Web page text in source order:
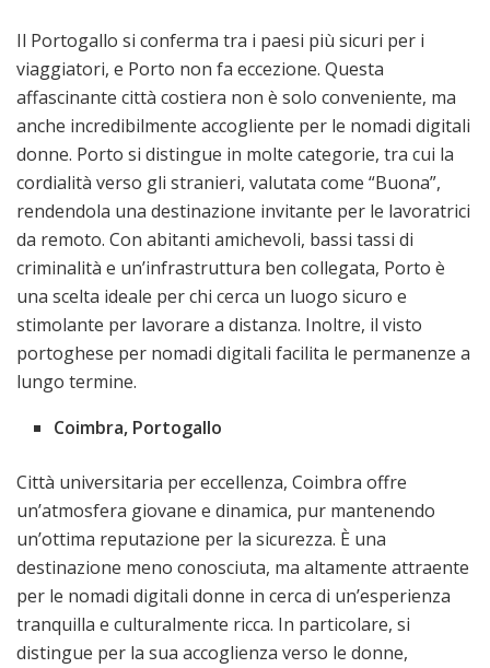
Il Portogallo si conferma tra i paesi più sicuri per i
viaggiatori, e Porto non fa eccezione. Questa
affascinante città costiera non è solo conveniente, ma
anche incredibilmente accogliente per le nomadi digitali
donne. Porto si distingue in molte categorie, tra cui la
cordialità verso gli stranieri, valutata come “Buona”,
rendendola una destinazione invitante per le lavoratrici
da remoto. Con abitanti amichevoli, bassi tassi di
criminalità e un’infrastruttura ben collegata, Porto è
una scelta ideale per chi cerca un luogo sicuro e
stimolante per lavorare a distanza. Inoltre, il visto
portoghese per nomadi digitali facilita le permanenze a
lungo termine.
Coimbra, Portogallo
Città universitaria per eccellenza, Coimbra offre
un’atmosfera giovane e dinamica, pur mantenendo
un’ottima reputazione per la sicurezza. È una
destinazione meno conosciuta, ma altamente attraente
per le nomadi digitali donne in cerca di un’esperienza
tranquilla e culturalmente ricca. In particolare, si
distingue per la sua accoglienza verso le donne,